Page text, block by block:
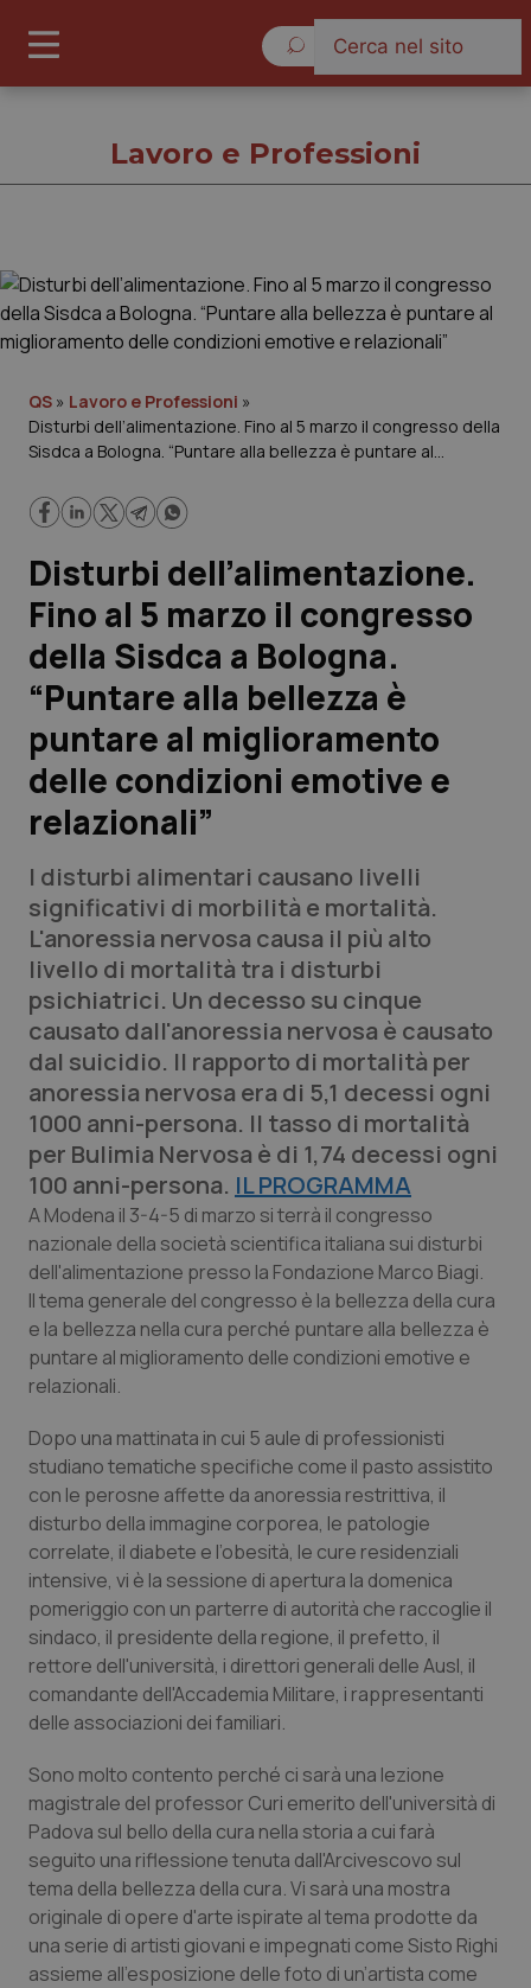
Cronache
Governo e Parlamento
Regioni e Asl
Lavoro e Professioni
Scienza e Farmaci
Studi e Analisi
Lettere al direttore
Edizioni Regionali
QS Pro
Professionisti Sanitari.AI
Abruzzo
Basilicata
Calabria
Campania
Emilia-Romagna
Friuli Venezia Giulia
Lazio
Liguria
Lombardia
Marche
Molise
Piemonte
Provincia Autonoma di Bolzano
Puglia
Sardegna
Sicilia
QS Pro Gold
Artrite & artrosi
Asma & BPCO
Car-T
Colesterolo & coronaropatie
Dermatite Atopica
Diabete & glucometri
Disturbi dell’umore
Dolore
Donna & Salute
Epatiti
HIV
Infezioni & Febbre
Malattie rare
Malattia di Crohn & Rettocolite Ulcerosa
Neuroscienze & patologie neurodegenerative
QS Club Newsletter
Lavoro e Professioni
QS » Lavoro e Professioni »
Disturbi dell’alimentazione. Fino al 5 marzo il congresso della
Sisdca a Bologna. “Puntare alla bellezza è puntare al
Disturbi dell’alimentazione.
Fino al 5 marzo il congresso
della Sisdca a Bologna.
“Puntare alla bellezza è
puntare al miglioramento
delle condizioni emotive e
relazionali”
I disturbi alimentari causano livelli
significativi di morbilità e mortalità.
L'anoressia nervosa causa il più alto
livello di mortalità tra i disturbi
psichiatrici. Un decesso su cinque
causato dall'anoressia nervosa è causato
dal suicidio. Il rapporto di mortalità per
anoressia nervosa era di 5,1 decessi ogni
1000 anni-persona. Il tasso di mortalità
per Bulimia Nervosa è di 1,74 decessi ogni
100 anni-persona. IL PROGRAMMA
A Modena il 3-4-5 di marzo si terrà il congresso
nazionale della società scientifica italiana sui disturbi
dell'alimentazione presso la Fondazione Marco Biagi.
Il tema generale del congresso è la bellezza della cura
e la bellezza nella cura perché puntare alla bellezza è
puntare al miglioramento delle condizioni emotive e
relazionali.
Dopo una mattinata in cui 5 aule di professionisti
studiano tematiche specifiche come il pasto assistito
con le perosne affette da anoressia restrittiva, il
disturbo della immagine corporea, le patologie
correlate, il diabete e l’obesità, le cure residenziali
intensive, vi è la sessione di apertura la domenica
pomeriggio con un parterre di autorità che raccoglie il
sindaco, il presidente della regione, il prefetto, il
rettore dell'università, i direttori generali delle Ausl, il
comandante dell'Accademia Militare, i rappresentanti
delle associazioni dei familiari.
Sono molto contento perché ci sarà una lezione
magistrale del professor Curi emerito dell'università di
Padova sul bello della cura nella storia a cui farà
seguito una riflessione tenuta dall'Arcivescovo sul
tema della bellezza della cura. Vi sarà una mostra
originale di opere d'arte ispirate al tema prodotte da
una serie di artisti giovani e impegnati come Sisto Righi
assieme all'esposizione delle foto di un’artista come